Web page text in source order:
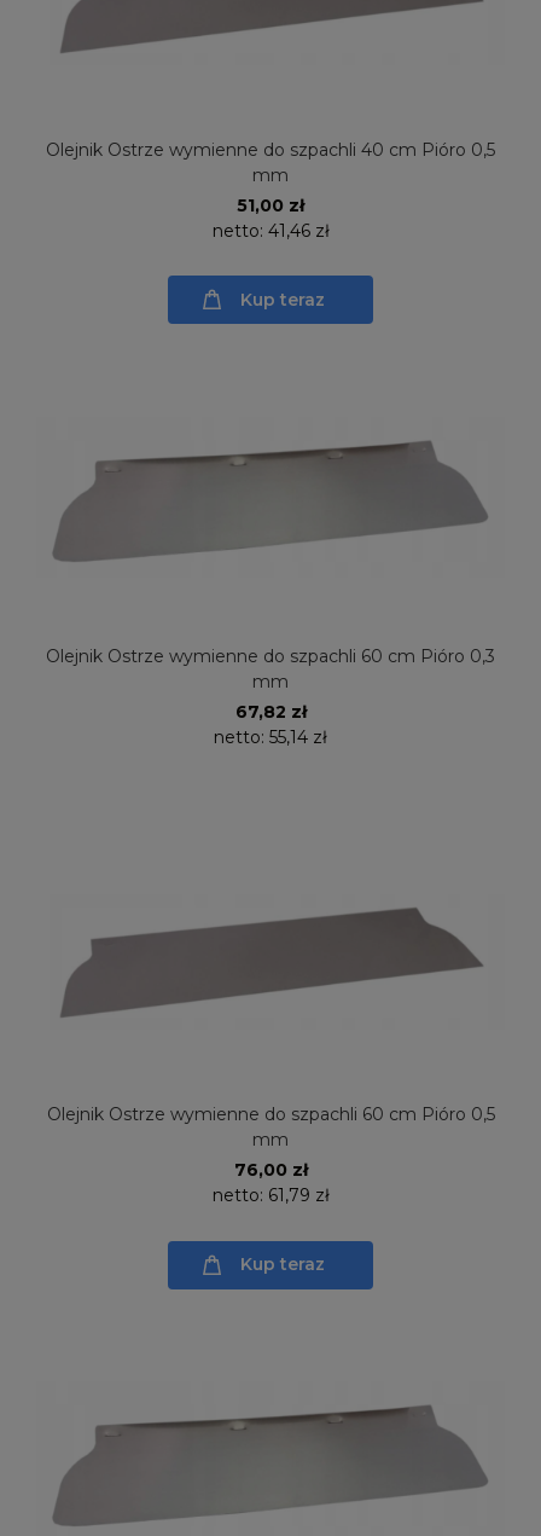
Olejnik Ostrze wymienne do szpachli 40 cm Pióro 0,5
mm
51,00 zł
netto: 41,46 zł
Kup teraz
Olejnik Ostrze wymienne do szpachli 60 cm Pióro 0,3
mm
67,82 zł
netto: 55,14 zł
Olejnik Ostrze wymienne do szpachli 60 cm Pióro 0,5
mm
76,00 zł
netto: 61,79 zł
Kup teraz